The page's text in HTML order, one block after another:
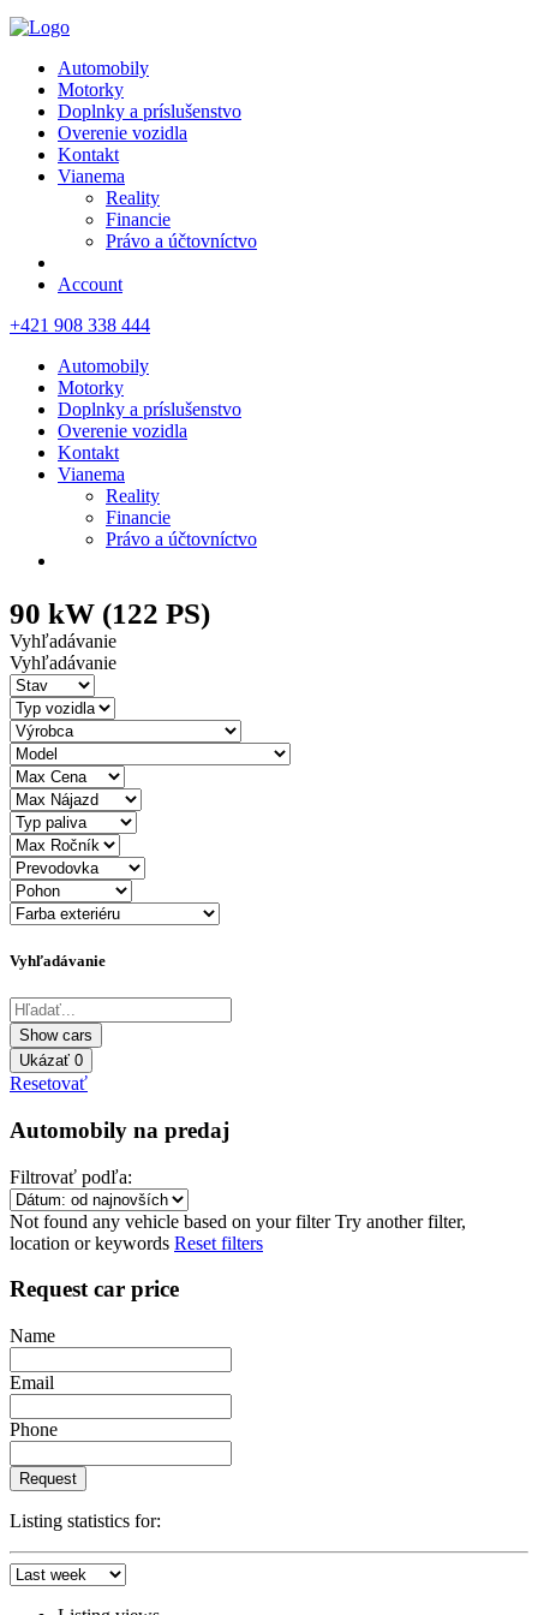
Automobily
Motorky
Doplnky a príslušenstvo
Overenie vozidla
Kontakt
Vianema
Reality
Financie
Právo a účtovníctvo
Account
+421 908 338 444
Automobily
Motorky
Doplnky a príslušenstvo
Overenie vozidla
Kontakt
Vianema
Reality
Financie
Právo a účtovníctvo
90 kW (122 PS)
Vyhľadávanie
Vyhľadávanie
Vyhľadávanie
Ukázať 0
Resetovať
Automobily na predaj
Filtrovať podľa:
Not found any vehicle based on your filter Try another filter,
location or keywords Reset filters
Request car price
Name
Email
Phone
Request
Listing statistics for: